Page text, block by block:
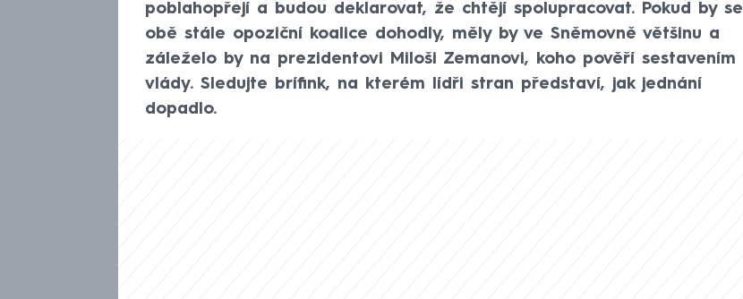
poblahopřejí a budou deklarovat, že chtějí spolupracovat. Pokud by se
obě stále opoziční koalice dohodly, měly by ve Sněmovně většinu a
záleželo by na prezidentovi Miloši Zemanovi, koho pověří sestavením
vlády. Sledujte brífink, na kterém lídři stran představí, jak jednání
dopadlo.